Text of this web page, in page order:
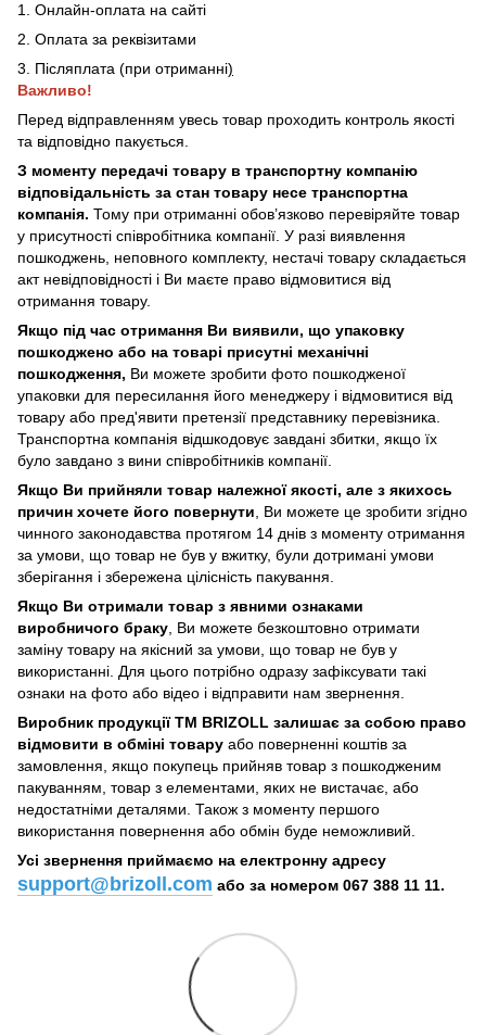
1. Онлайн-оплата на сайті
2. Оплата за реквізитами
3. Післяплата (при отриманні)
Важливо!
Перед відправленням увесь товар проходить контроль якості
та відповідно пакується.
З моменту передачі товару в транспортну компанію
відповідальність за стан товару несе транспортна
компанія. Тому при отриманні обов’язково перевіряйте товар
у присутності співробітника компанії. У разі виявлення
пошкоджень, неповного комплекту, нестачі товару складається
акт невідповідності і Ви маєте право відмовитися від
отримання товару.
Якщо під час отримання Ви виявили, що упаковку
пошкоджено або на товарі присутні механічні
пошкодження, Ви можете зробити фото пошкодженої
упаковки для пересилання його менеджеру і відмовитися від
товару або пред'явити претензії представнику перевізника.
Транспортна компанія відшкодовує завдані збитки, якщо їх
було завдано з вини співробітників компанії.
Якщо Ви прийняли товар належної якості, але з якихось
причин хочете його повернути, Ви можете це зробити згідно
чинного законодавства протягом 14 днів з моменту отримання
за умови, що товар не був у вжитку, були дотримані умови
зберігання і збережена цілісність пакування.
Якщо Ви отримали товар з явними ознаками
виробничого браку, Ви можете безкоштовно отримати
заміну товару на якісний за умови, що товар не був у
використанні. Для цього потрібно одразу зафіксувати такі
ознаки на фото або відео і відправити нам звернення.
Виробник продукції ТМ BRIZOLL залишає за собою право
відмовити в обміні товару або поверненні коштів за
замовлення, якщо покупець прийняв товар з пошкодженим
пакуванням, товар з елементами, яких не вистачає, або
недостатніми деталями. Також з моменту першого
використання повернення або обмін буде неможливий.
Усі звернення приймаємо на електронну адресу
support@brizoll.com або за номером 067 388 11 11.